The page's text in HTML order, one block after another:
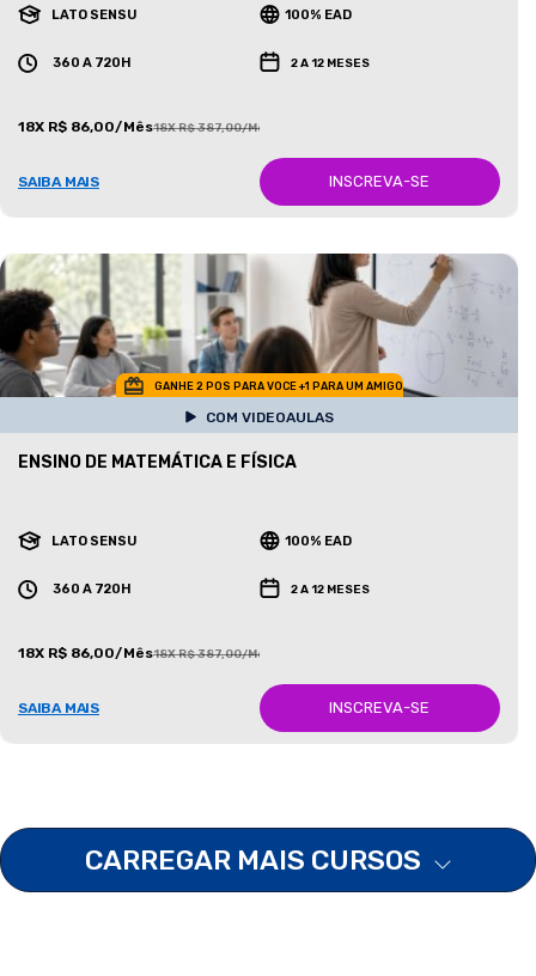
LATO SENSU 100% EAD
360 A 720H 2 A 12 MESES
18X R$ 86,00/Mês18X R$ 387,00/Mês
SAIBA MAIS INSCREVA-SE
GANHE 2 POS PARA VOCE +1 PARA UM AMIGO
COM VIDEOAULAS
ENSINO DE MATEMÁTICA E FÍSICA
LATO SENSU 100% EAD
360 A 720H 2 A 12 MESES
18X R$ 86,00/Mês18X R$ 387,00/Mês
SAIBA MAIS INSCREVA-SE
CARREGAR MAIS CURSOS